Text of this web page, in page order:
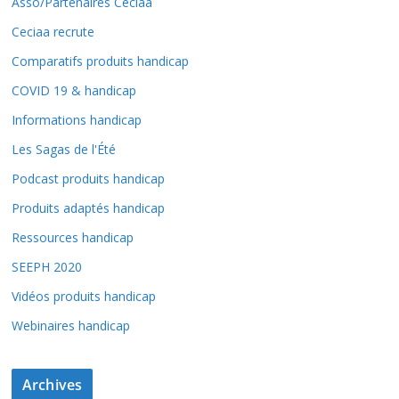
Ceciaa recrute
Comparatifs produits handicap
COVID 19 & handicap
Informations handicap
Les Sagas de l'Été
Podcast produits handicap
Produits adaptés handicap
Ressources handicap
SEEPH 2020
Vidéos produits handicap
Webinaires handicap
Archives